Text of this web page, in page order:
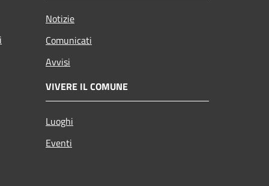
Notizie
Comunicati
Avvisi
VIVERE IL COMUNE
Luoghi
Eventi